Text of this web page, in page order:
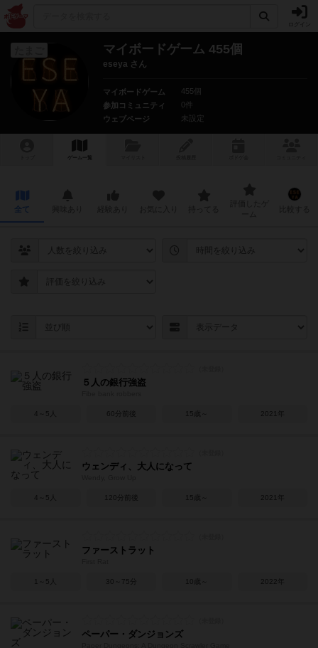
マイボードゲーム 455個
eseya さん
マイボードゲーム
455個
参加コミュニティ
0件
ウェブページ
未設定
ゲーム一覧
全て
５人の銀行強盗
4～5人 60分前後 15歳～ 2021年
ウェンディ、大人になって
4～5人 120分前後 15歳～ 2021年
ファーストラット
1～5人 30～75分 10歳～ 2022年
ペーパー・ダンジョンズ